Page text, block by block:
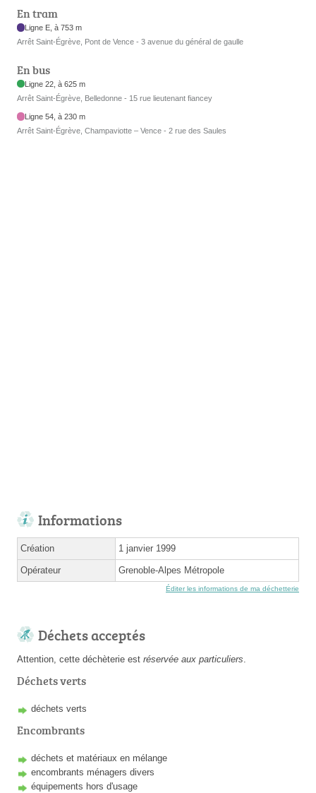
En tram
Ligne E, à 753 m
Arrêt Saint-Égrève, Pont de Vence - 3 avenue du général de gaulle
En bus
Ligne 22, à 625 m
Arrêt Saint-Égrève, Belledonne - 15 rue lieutenant fiancey
Ligne 54, à 230 m
Arrêt Saint-Égrève, Champaviotte – Vence - 2 rue des Saules
Informations
Création 1 janvier 1999
Opérateur Grenoble-Alpes Métropole
Éditer les informations de ma déchetterie
Déchets acceptés
Attention, cette déchèterie est réservée aux particuliers.
Déchets verts
déchets verts
Encombrants
déchets et matériaux en mélange
encombrants ménagers divers
équipements hors d'usage